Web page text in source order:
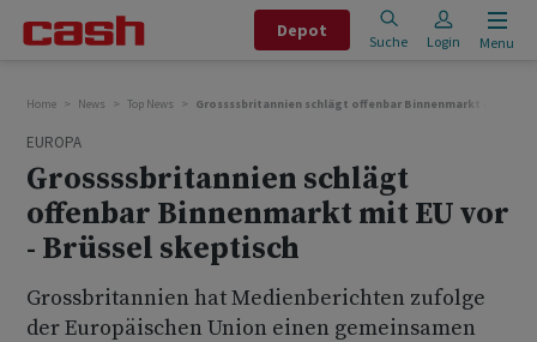
Depot
Suche Login Menu
Home News Top News Grossssbritannien schlägt offenbar Binnenmarkt mit EU
EUROPA
Grossssbritannien schlägt
offenbar Binnenmarkt mit EU vor
- Brüssel skeptisch
Grossbritannien hat Medienberichten zufolge
der Europäischen Union einen gemeinsamen